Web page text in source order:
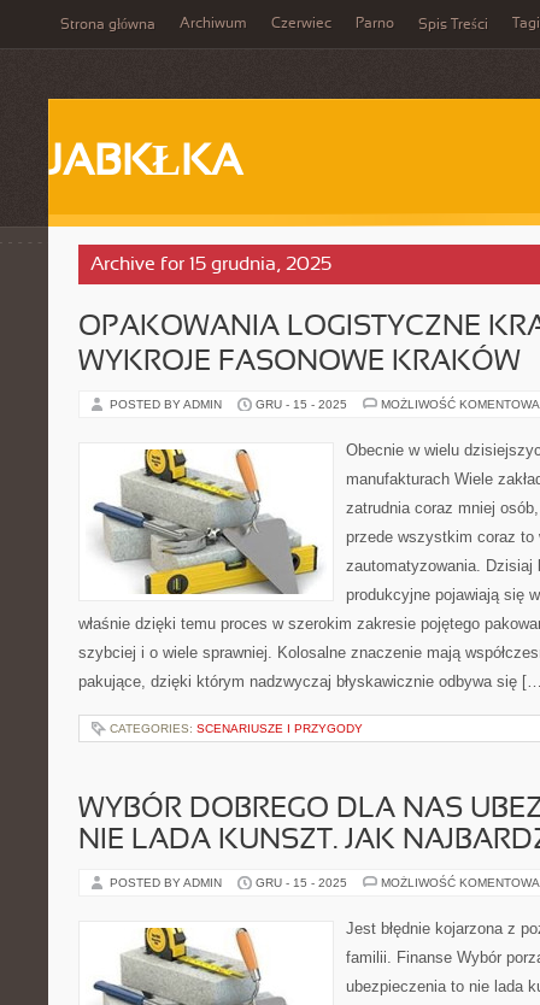
Strona główna Archiwum Czerwiec Parno Spis Treści Tagi
JABKŁKA
Archive for 15 grudnia, 2025
OPAKOWANIA LOGISTYCZNE
WYKROJE FASONOWE KRAKÓW
POSTED BY ADMIN GRU - 15 - 2025 MOŻLIWOŚĆ
Obecnie w wielu
manufakturach Wiele
zatrudnia coraz mniej
przede wszystkim coraz to
zautomatyzowania. Dzisiaj
produkcyjne pojawiają się
właśnie dzięki temu proces w szerokim zakresie pojętego
szybciej i o wiele sprawniej. Kolosalne znaczenie mają
pakujące, dzięki którym nadzwyczaj błyskawicznie odbywa się
CATEGORIES: SCENARIUSZE I PRZYGODY
WYBÓR DOBREGO DLA NAS
NIE LADA KUNSZT. JAK
POSTED BY ADMIN GRU - 15 - 2025 MOŻLIWOŚĆ
Jest błędnie kojarzona z
familii. Finanse Wybór
ubezpieczenia to nie lada